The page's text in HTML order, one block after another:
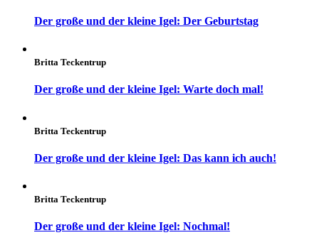
Der große und der kleine Igel: Der Geburtstag
Britta Teckentrup
Der große und der kleine Igel: Warte doch mal!
Britta Teckentrup
Der große und der kleine Igel: Das kann ich auch!
Britta Teckentrup
Der große und der kleine Igel: Nochmal!